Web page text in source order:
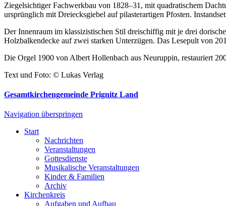
Ziegelsichtiger Fachwerkbau von 1828–31, mit quadratischem
ursprünglich mit Dreiecksgiebel auf pilasterartigen Pfosten.
Der Innenraum im klassizistischen Stil dreischiffig mit je drei
Holzbalkendecke auf zwei starken Unterzügen. Das Lesepult von
Die Orgel 1900 von Albert Hollenbach aus Neuruppin, restauriert
Text und Foto: © Lukas Verlag
Gesamtkirchengemeinde Prignitz Land
Navigation überspringen
Start
Nachrichten
Veranstaltungen
Gottesdienste
Musikalische Veranstaltungen
Kinder & Familien
Archiv
Kirchenkreis
Aufgaben und Aufbau